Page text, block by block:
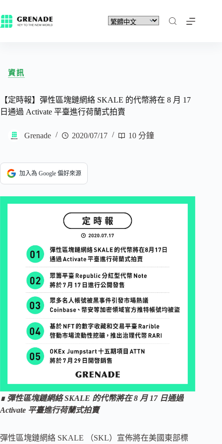
資訊
【定時報】彈性區塊鏈網絡 SKALE 的代幣將在 8 月 17
日通過 Activate 平臺進行荷蘭式拍賣
Grenade 2020/07/17 10 分鐘
加入為 Google 偏好來源
∎ 彈性區塊鏈網絡 SKALE 的代幣將在 8 月 17 日通過
Activate 平臺進行荷蘭式拍賣
彈性區塊鏈網絡 SKALE （SKL）宣佈將在美國東部標